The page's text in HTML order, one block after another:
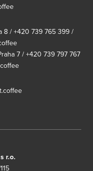
8 / +420 739 765 399 /
7 / +420 739 797 767
r.o.